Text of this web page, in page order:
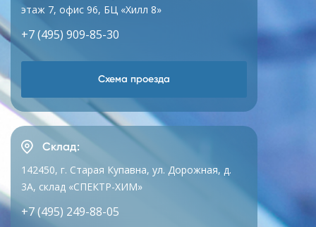
этаж 7, офис 96, БЦ «Хилл 8»
+7 (495) 909-85-30
Схема проезда
Склад:
142450, г. Старая Купавна, ул. Дорожная, д.
3А, склад «СПЕКТР-ХИМ»
+7 (495) 249-88-05